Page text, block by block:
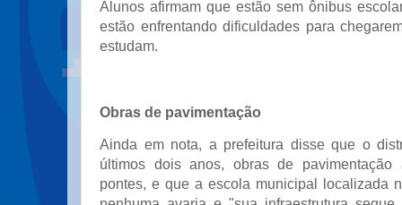
Alunos afirmam que estão sem ônibus
estão enfrentando dificuldades para
estudam.
Obras de pavimentação
Ainda em nota, a prefeitura disse que o
últimos dois anos, obras de pavimentação
pontes, e que a escola municipal localizada